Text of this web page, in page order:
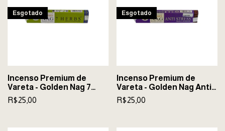
Esgotado
Incenso Premium de
Vareta - Golden Nag 7
Herbs
R$25,00
Esgotado
Incenso Premium de
Vareta - Golden Nag Anti
Stress
R$25,00